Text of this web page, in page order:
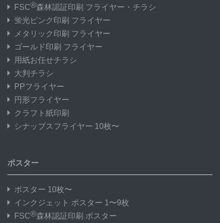
FSC®森林認証印刷 フライヤー・チラシ
蛍光ピンク印刷 フライヤー
メタリック印刷 フライヤー
ゴールド印刷 フライヤー
用紙お任せチラシ
大判チラシ
PPフライヤー
円形フライヤー
クラフト紙印刷
シナップスフライヤー 10枚〜
ポスター
ポスター 10枚〜
インクジェット ポスター 1〜9枚
FSC®森林認証印刷 ポスター